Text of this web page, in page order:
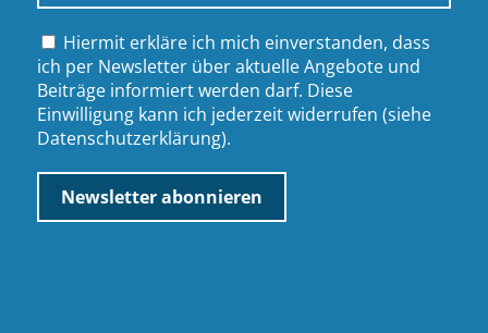
Hiermit erkläre ich mich einverstanden, dass
ich per Newsletter über aktuelle Angebote und
Beiträge informiert werden darf. Diese
Einwilligung kann ich jederzeit widerrufen (siehe
Datenschutzerklärung).